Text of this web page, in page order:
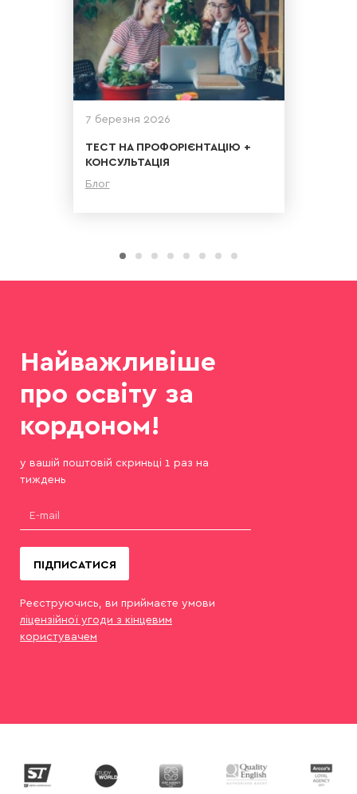
7 березня 2026
ТЕСТ НА ПРОФОРІЄНТАЦІЮ +
КОНСУЛЬТАЦІЯ
Блог
Найважливіше
про освіту за
кордоном!
у вашій поштовій скриньці 1 раз на
тиждень
ПІДПИСАТИСЯ
Реєструючись, ви приймаєте умови
ліцензійної угоди з кінцевим
користувачем